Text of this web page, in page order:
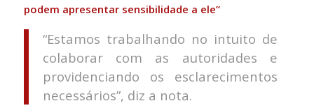
podem apresentar sensibilidade a ele”
“Estamos trabalhando no intuito de
colaborar com as autoridades e
providenciando os esclarecimentos
necessários”, diz a nota.